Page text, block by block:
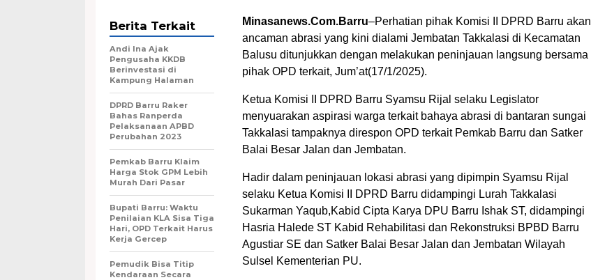
Minasanews.Com.Barru–Perhatian pihak Komisi II DPRD Barru akan
ancaman abrasi yang kini dialami Jembatan Takkalasi di Kecamatan
Balusu ditunjukkan dengan melakukan peninjauan langsung bersama
pihak OPD terkait, Jum’at(17/1/2025).
Ketua Komisi II DPRD Barru Syamsu Rijal selaku Legislator
menyuarakan aspirasi warga terkait bahaya abrasi di bantaran sungai
Takkalasi tampaknya direspon OPD terkait Pemkab Barru dan Satker
Balai Besar Jalan dan Jembatan.
Hadir dalam peninjauan lokasi abrasi yang dipimpin Syamsu Rijal
selaku Ketua Komisi II DPRD Barru didampingi Lurah Takkalasi
Sukarman Yaqub,Kabid Cipta Karya DPU Barru Ishak ST, didampingi
Hasria Halede ST Kabid Rehabilitasi dan Rekonstruksi BPBD Barru
Agustiar SE dan Satker Balai Besar Jalan dan Jembatan Wilayah
Sulsel Kementerian PU.
Berita Terkait
Andi Ina Ajak
Pengusaha KKDB
Berinvestasi di
Kampung Halaman
DPRD Barru Raker
Bahas Ranperda
Pelaksanaan APBD
Perubahan 2023
Pemkab Barru Klaim
Harga Stok GPM Lebih
Murah Dari Pasar
Bupati Barru: Waktu
Penilaian KLA Sisa Tiga
Hari, OPD Terkait Harus
Kerja Gercep
Pemudik Bisa Titip
Kendaraan Secara